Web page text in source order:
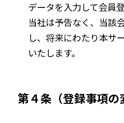
データを入力して会員
当社は予告なく、当該
し、将来にわたり本サ
いたします。
第４条（登録事項の